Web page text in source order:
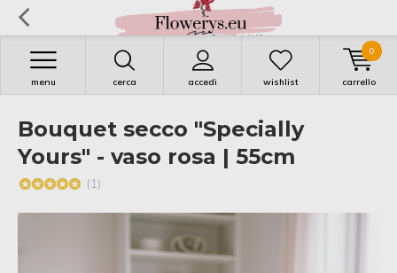
cerca accedi
menu wishlist carrello
0
Bouquet secco "Specially
Yours" - vaso rosa | 55cm
(1)